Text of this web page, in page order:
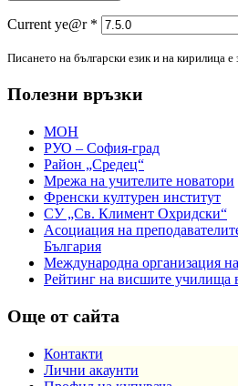
Current ye@r *
Писането на български език и на кирилица е
Полезни връзки
МОН
РУО – София-град
Район „Средец“
Мрежа на учителите новатори
Френски културен институт
СУ „Св. Климент Охридски“
Асоциация на
България
Международна организация
Рейтинг на висшите училища
Още от сайта
Контакти
Лични акаунти